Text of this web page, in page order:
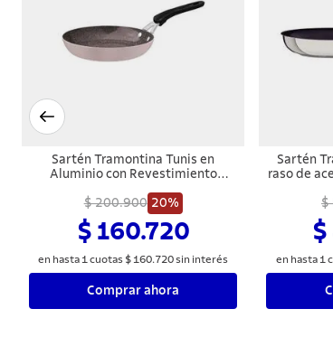
Sartén Tramontina Tunis en
Aluminio con Revestimiento
Siliconado Rosa Trufado 20 cm 0,9
$ 200.900 20%
$ 160.720
en hasta 1 cuotas $ 160.720sin interés
Comprar ahora
Sartén
raso de
$
en hasta 1